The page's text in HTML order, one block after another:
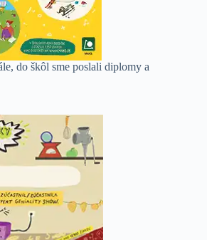
do škôl sme poslali diplomy a